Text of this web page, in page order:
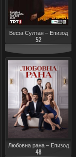
Вефа Султан – Епизод
52
Любовна рана – Епизод
48